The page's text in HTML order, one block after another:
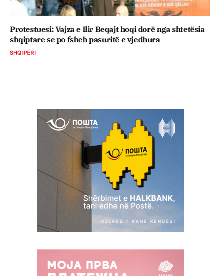
Protestuesi: Vajza e Ilir Beqajt hoqi dorë nga shtetësia
shqiptare se po fsheh pasuritë e vjedhura
SHQIPËRI